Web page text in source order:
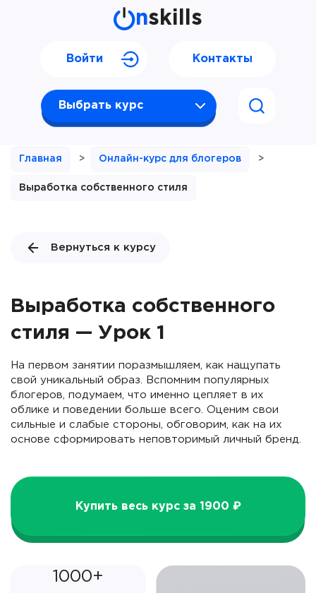
nskills
Выбрать курс
Войти Контакты
Главная > Онлайн-курс для блогеров >
Выработка собственного стиля
Вернуться к курсу
Выработка собственного
стиля — Урок 1
На первом занятии поразмышляем, как нащупать
свой уникальный образ. Вспомним популярных
блогеров, подумаем, что именно цепляет в их
облике и поведении больше всего. Оценим свои
сильные и слабые стороны, обговорим, как на их
основе сформировать неповторимый личный бренд.
Купить весь курс за 1900 ₽
1000+